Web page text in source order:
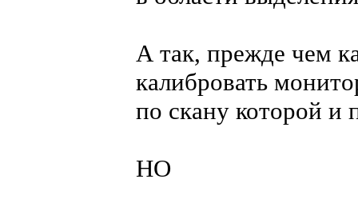
А так, прежде чем
калибровать
по скану которой и
НО